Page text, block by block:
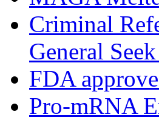
Criminal
General
FDA
Pro-mRNA